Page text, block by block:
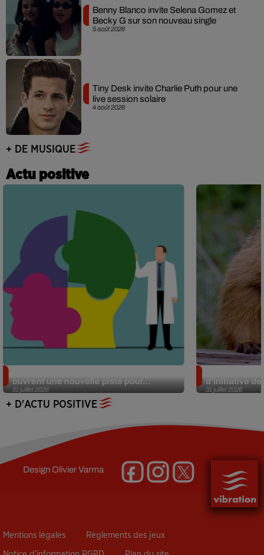
5 août 2026
Benny Blanco invite Selena Gomez et
Becky G sur son nouveau single
4 août 2026
Tiny Desk invite Charlie Puth pour une
live session solaire
+ DE MUSIQUE
Actu positive
31 juillet 2026
ouvrent une nouvelle piste pour...
31 juillet 2026
d’initiative
+ D'ACTU POSITIVE
DesignOlivier Varma
Mentions légales Règlements des jeux